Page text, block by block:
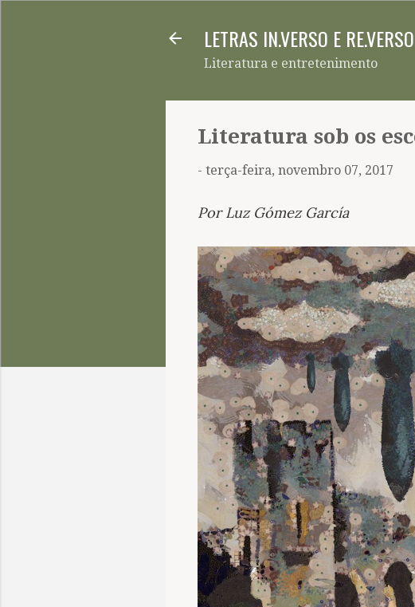
LETRAS IN.VERSO E RE.VERSO
Literatura e entretenimento
Literatura sob os
- terça-feira, novembro 07, 2017
Por Luz Gómez García